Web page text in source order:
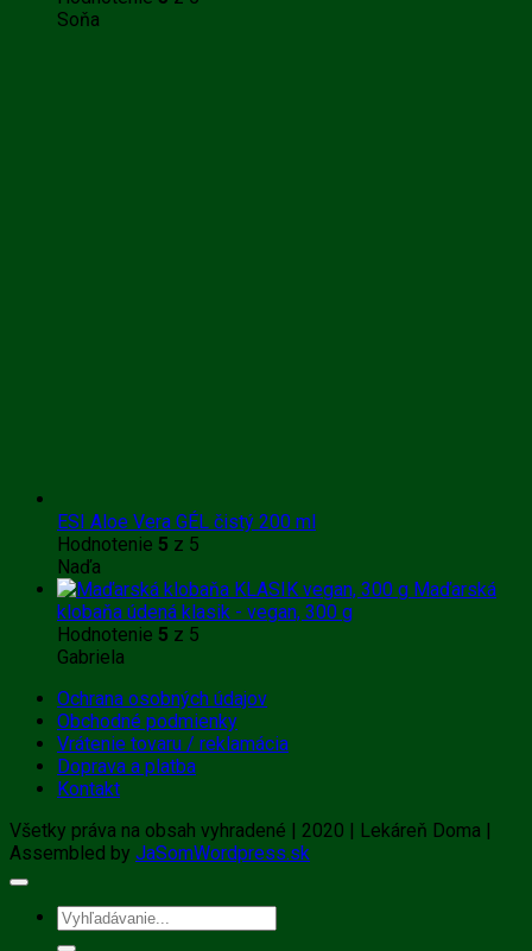
Soňa
ESI Aloe Vera GÉL čistý 200 ml
Hodnotenie 5 z 5
Naďa
Maďarská
klobaňa údená klasik - vegan, 300 g
Hodnotenie 5 z 5
Gabriela
Ochrana osobných údajov
Obchodné podmienky
Vrátenie tovaru / reklamácia
Doprava a platba
Kontakt
Všetky práva na obsah vyhradené | 2020 | Lekáreň Doma |
Assembled by JaSomWordpress.sk
Hľadať: